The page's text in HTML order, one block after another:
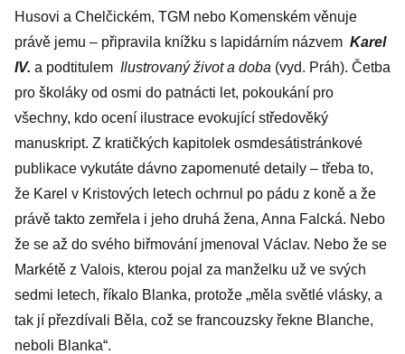
Husovi a Chelčickém, TGM nebo Komenském věnuje
právě jemu – připravila knížku s lapidárním názvem Karel
IV. a podtitulem Ilustrovaný život a doba (vyd. Práh). Četba
pro školáky od osmi do patnácti let, pokoukání pro
všechny, kdo ocení ilustrace evokující středověký
manuskript. Z kratičkých kapitolek osmdesátistránkové
publikace vykutáte dávno zapomenuté detaily – třeba to,
že Karel v Kristových letech ochrnul po pádu z koně a že
právě takto zemřela i jeho druhá žena, Anna Falcká. Nebo
že se až do svého biřmování jmenoval Václav. Nebo že se
Markétě z Valois, kterou pojal za manželku už ve svých
sedmi letech, říkalo Blanka, protože „měla světlé vlásky, a
tak jí přezdívali Běla, což se francouzsky řekne Blanche,
neboli Blanka“.